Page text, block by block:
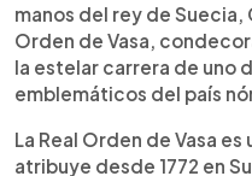
manos del rey de Suecia,
Orden de Vasa,
la estelar carrera de uno
emblemáticos del país
La Real Orden de Vasa
atribuye desde 1772 en